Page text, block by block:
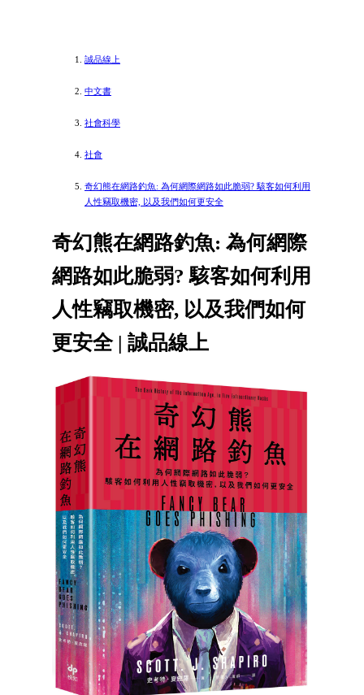
誠品線上
中文書
社會科學
社會
奇幻熊在網路釣魚: 為何網際網路如此脆弱? 駭客如何利用
人性竊取機密, 以及我們如何更安全
奇幻熊在網路釣魚: 為何網際
網路如此脆弱? 駭客如何利用
人性竊取機密, 以及我們如何
更安全 | 誠品線上